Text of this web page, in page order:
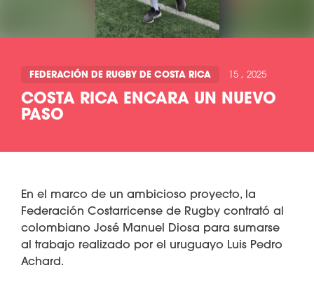
FEDERACIÓN DE RUGBY DE COSTA RICA 15 , 2025
COSTA RICA ENCARA UN NUEVO
PASO
En el marco de un ambicioso proyecto, la
Federación Costarricense de Rugby contrató al
colombiano José Manuel Diosa para sumarse
al trabajo realizado por el uruguayo Luis Pedro
Achard.